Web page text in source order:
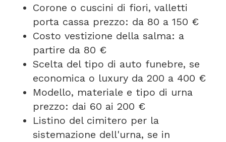
Corone o cuscini di fiori, valletti
porta cassa prezzo: da 80 a 150 €
Costo vestizione della salma: a
partire da 80 €
Scelta del tipo di auto funebre, se
economica o luxury da 200 a 400 €
Modello, materiale e tipo di urna
prezzo: dai 60 ai 200 €
Listino del cimitero per la
sistemazione dell'urna, se in